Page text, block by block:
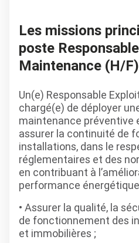
Les missions
poste
Maintenance (H/F)
Un(e) Responsable
chargé(e) de déployer
maintenance préventive
assurer la continuité de
installations, dans le
réglementaires et des
en contribuant à
performance
Assurer la qualité, la
de fonctionnement des
et immobilières ;